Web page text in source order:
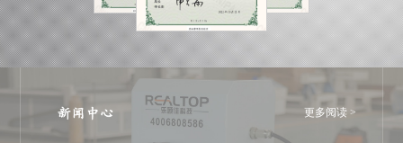
更多阅读 >